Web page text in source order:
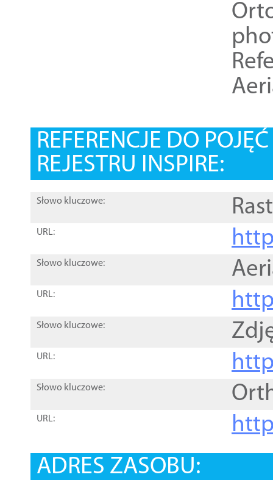
REFERENCJE DO
REJESTRU INSPIRE:
Słowo kluczowe:
URL:
Słowo kluczowe:
URL:
Słowo kluczowe:
URL:
Słowo kluczowe:
URL:
ADRES ZASOBU: